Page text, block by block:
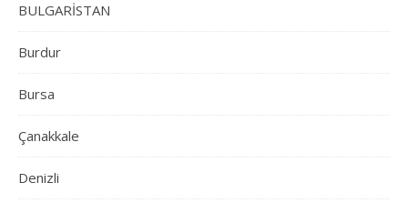
BULGARİSTAN
Burdur
Bursa
Çanakkale
Denizli